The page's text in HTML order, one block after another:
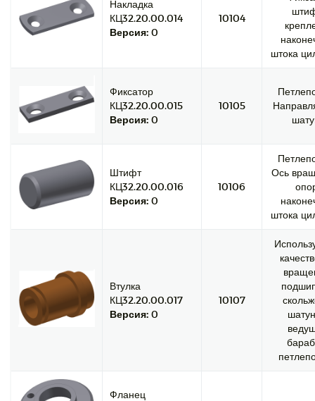
Накладка
КЦ32.20.00.014
Версия: 0
10104
штока
Фиксатор
КЦ32.20.00.015
Версия: 0
10105
Штифт
КЦ32.20.00.016
Версия: 0
10106
Ось
штока
Втулка
КЦ32.20.00.017
Версия: 0
10107
Фланец